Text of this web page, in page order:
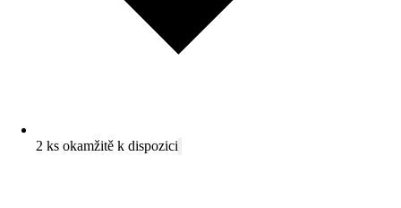
2 ks okamžitě k dispozici